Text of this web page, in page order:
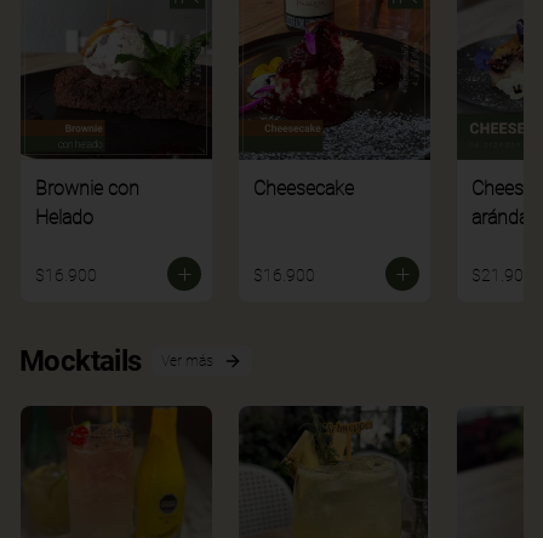
Brownie con
Helado
$16.900
Cheesecake
$16.900 $21.900
Mocktails Ver más